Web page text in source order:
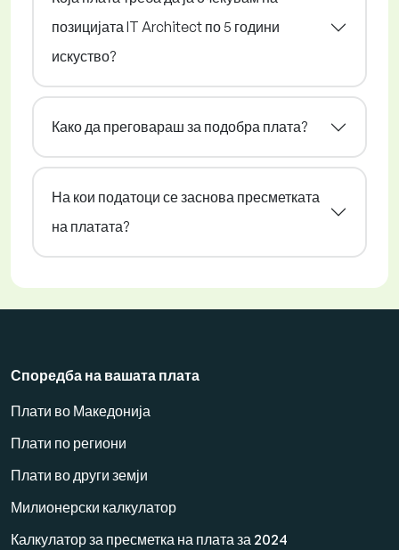
позицијата IT Architect по 5 години
искуство?
Како да преговараш за подобра плата?
На кои податоци се заснова пресметката
на платата?
Споредба на вашата плата
Плати во Македонија
Плати по региони
Плати во други земји
Милионерски калкулатор
Калкулатор за пресметка на плата за 2024